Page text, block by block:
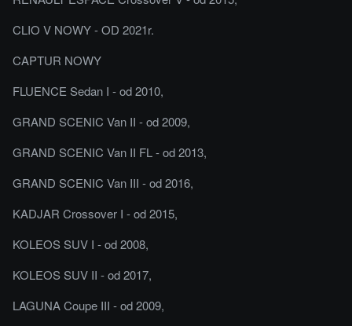
CLIO V NOWY - OD 2021r.
CAPTUR NOWY
FLUENCE Sedan I - od 2010,
GRAND SCENIC Van II - od 2009,
GRAND SCENIC Van II FL - od 2013,
GRAND SCENIC Van III - od 2016,
KADJAR Crossover I - od 2015,
KOLEOS SUV I - od 2008,
KOLEOS SUV II - od 2017,
LAGUNA Coupe III - od 2009,